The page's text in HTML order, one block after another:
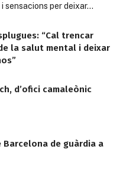
sensacions per deixar…
“Cal trencar
la salut mental i deixar
d’ofici camaleònic
Barcelona de guàrdia a